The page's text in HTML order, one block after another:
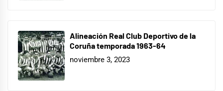
Alineación Real Club Deportivo de la
Coruña temporada 1963-64
noviembre 3, 2023